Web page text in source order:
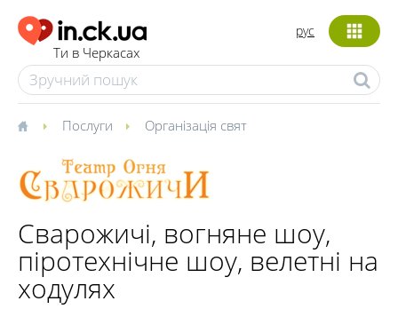
Ти в Черкасах
рус
Послуги Організація свят
Сварожичі, вогняне шоу,
піротехнічне шоу, велетні на
ходулях